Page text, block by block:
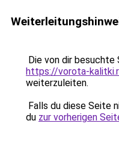
Die von dir besuchte
https://vorota-
weiterzuleiten.
Falls du diese Seite
du zur vorherigen